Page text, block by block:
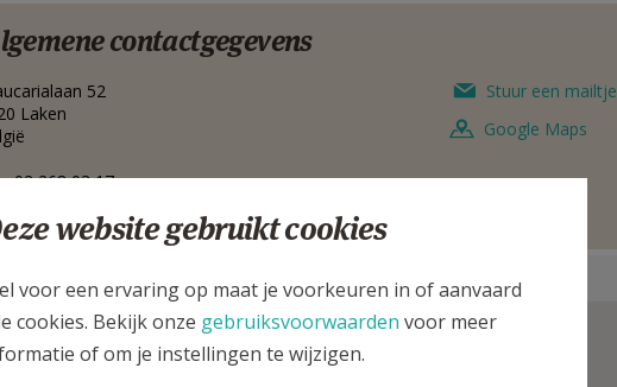
contactgegevens
52
Laken
02 268 03 17
0475 81 61 51
Stuur een mailtje
Google Maps
52, 1020 Laken
website gebruikt cookies
voor een ervaring op maat je voorkeuren in of aanvaard
cookies. Bekijk onze gebruiksvoorwaarden voor meer
of om je instellingen te wijzigen.